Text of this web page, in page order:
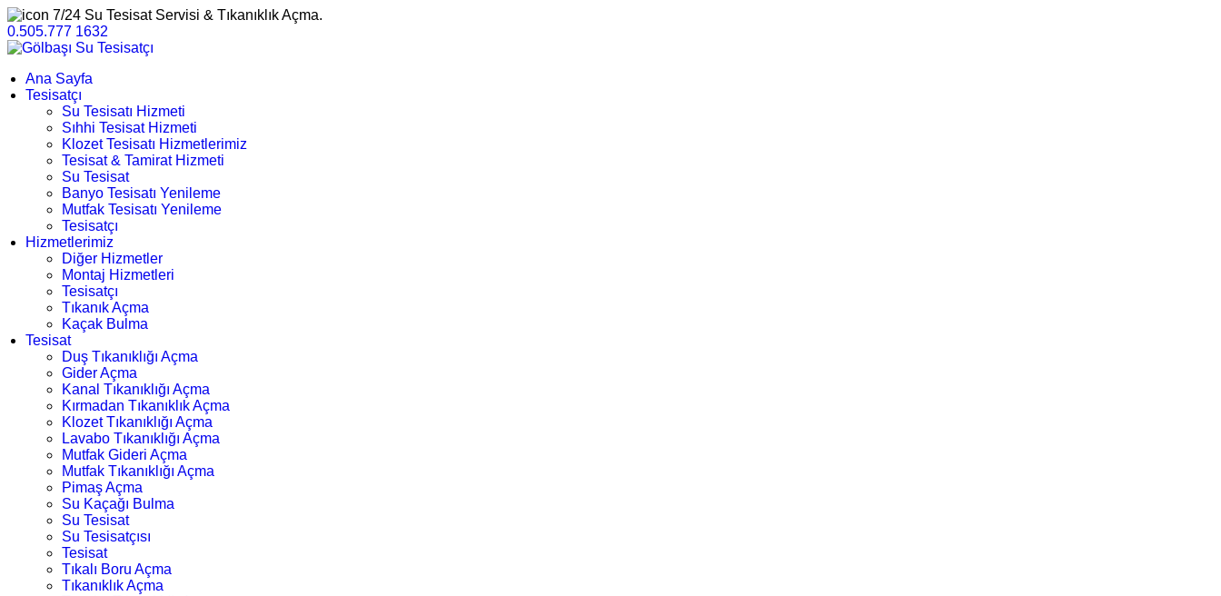
7/24 Su Tesisat Servisi & Tıkanıklık Açma.
0.505.777 1632
Ana Sayfa
Tesisatçı
Su Tesisatı Hizmeti
Sıhhi Tesisat Hizmeti
Klozet Tesisatı Hizmetlerimiz
Tesisat & Tamirat Hizmeti
Su Tesisat
Banyo Tesisatı Yenileme
Mutfak Tesisatı Yenileme
Tesisatçı
Hizmetlerimiz
Diğer Hizmetler
Montaj Hizmetleri
Tesisatçı
Tıkanık Açma
Kaçak Bulma
Tesisat
Duş Tıkanıklığı Açma
Gider Açma
Kanal Tıkanıklığı Açma
Kırmadan Tıkanıklık Açma
Klozet Tıkanıklığı Açma
Lavabo Tıkanıklığı Açma
Mutfak Gideri Açma
Mutfak Tıkanıklığı Açma
Pimaş Açma
Su Kaçağı Bulma
Su Tesisat
Su Tesisatçısı
Tesisat
Tıkalı Boru Açma
Tıkanıklık Açma